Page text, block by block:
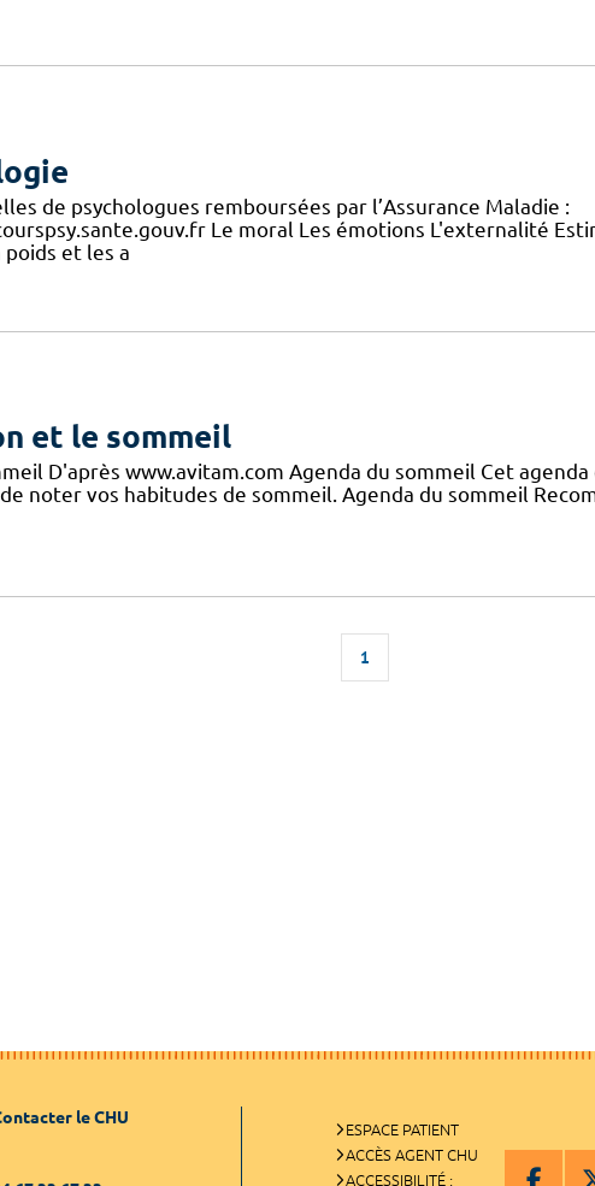
de psychologues remboursées par l’Assurance Maladie :
Le moral Les émotions L'externalité
et les a
et le sommeil
D'après www.avitam.com Agenda du sommeil Cet
noter vos habitudes de sommeil. Agenda du sommeil
1
le CHU
ESPACE PATIENT
ACCÈS AGENT CHU
ACCESSIBILITÉ :